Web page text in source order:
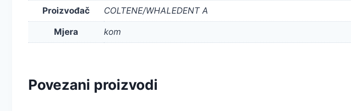
Proizvođač COLTENE/WHALEDENT A
Mjera kom
Povezani proizvodi